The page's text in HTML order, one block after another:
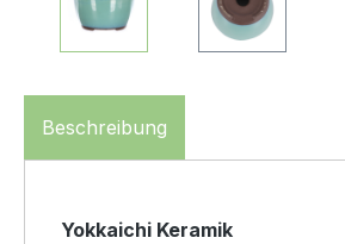
Beschreibung
Yokkaichi Keramik